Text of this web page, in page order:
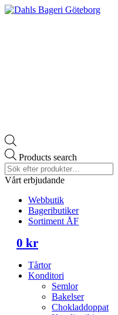
Products search
Vårt erbjudande
Webbutik
Bageributiker
Sortiment ÅF
0 kr
Tårtor
Konditori
Semlor
Bakelser
Chokladdoppat